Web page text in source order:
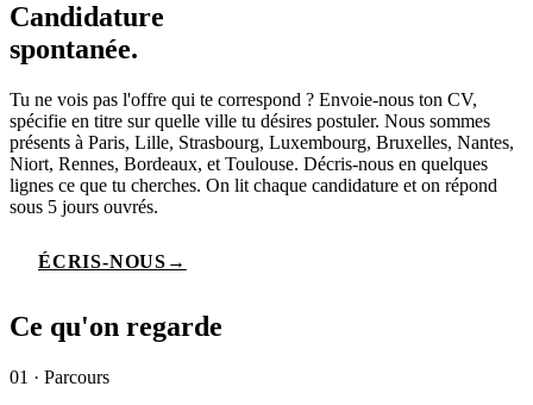
Candidature
spontanée.
Tu ne vois pas l'offre qui te correspond ? Envoie-nous ton CV,
spécifie en titre sur quelle ville tu désires postuler. Nous sommes
présents à Paris, Lille, Strasbourg, Luxembourg, Bruxelles, Nantes,
Niort, Rennes, Bordeaux, et Toulouse. Décris-nous en quelques
lignes ce que tu cherches. On lit chaque candidature et on répond
sous 5 jours ouvrés.
ÉCRIS-NOUS →
Ce qu'on regarde
01 · Parcours